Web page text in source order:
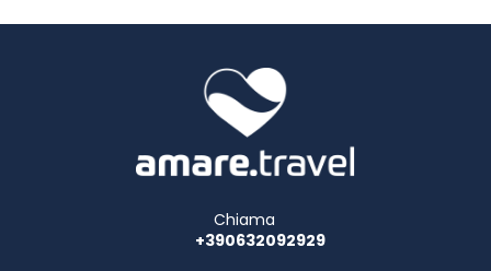
Chiama
+390632092929